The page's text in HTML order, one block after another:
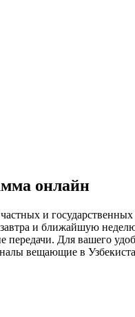
онлайн
и
и ближайшую
Для вашего
вещающие в